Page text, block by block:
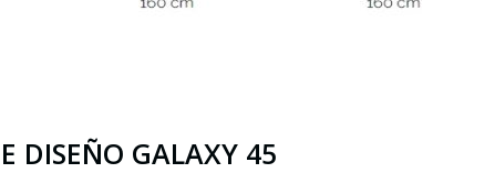
DISEÑO GALAXY 45